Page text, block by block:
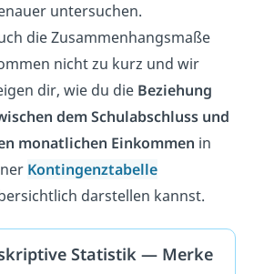
untersuchen.
die Zusammenhangsmaße
nicht zu kurz und wir
dir, wie du die Beziehung
dem Schulabschluss und
monatlichen Einkommen in
Kontingenztabelle
darstellen kannst.
Statistik — Merke